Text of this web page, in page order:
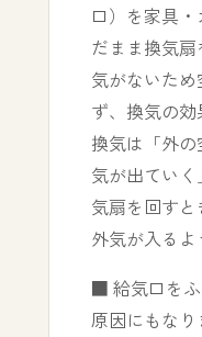
口）を家具
だまま換気
気がないた
ず、換気の効
換気は「外
気が出てい
気扇を回す
外気が入るよ
■ 給気口を
原因にもなり